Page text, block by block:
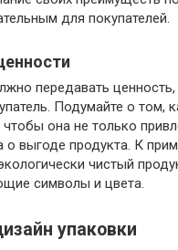
для покупателей.
передавать
Подумайте о том,
чтобы она не только
о выгоде продукта. К
чистый
символы и цвета.
упаковки